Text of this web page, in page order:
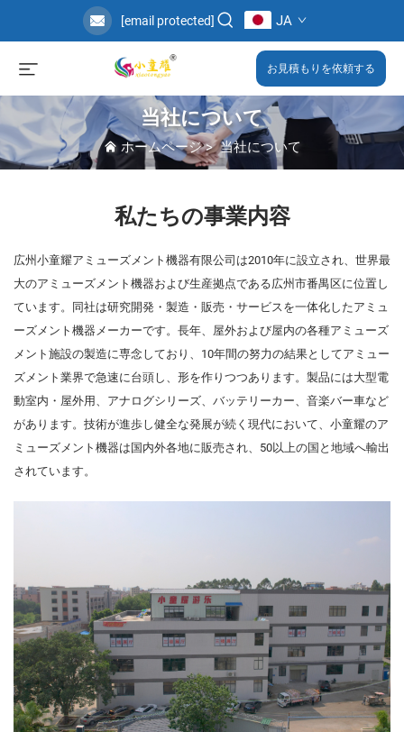
[email protected] JA
お見積もりを依頼する
当社について
ホームページ>当社について
私たちの事業内容
広州小童耀アミューズメント機器有限公司は2010年に設立され、世界最
大のアミューズメント機器および生産拠点である広州市番禺区に位置し
ています。同社は研究開発・製造・販売・サービスを一体化したアミュ
ーズメント機器メーカーです。長年、屋外および屋内の各種アミューズ
メント施設の製造に専念しており、10年間の努力の結果としてアミュー
ズメント業界で急速に台頭し、形を作りつつあります。製品には大型電
動室内・屋外用、アナログシリーズ、バッテリーカー、音楽バー車など
があります。技術が進歩し健全な発展が続く現代において、小童耀のア
ミューズメント機器は国内外各地に販売され、50以上の国と地域へ輸出
されています。